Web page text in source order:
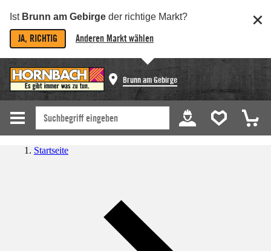
Ist Brunn am Gebirge der richtige Markt?
JA, RICHTIG Anderen Markt wählen
Brunn am Gebirge
Startseite